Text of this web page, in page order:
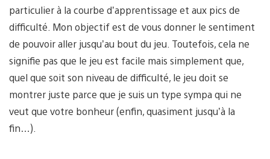
particulier à la courbe d’apprentissage et aux pics de
difficulté. Mon objectif est de vous donner le sentiment
de pouvoir aller jusqu’au bout du jeu. Toutefois, cela ne
signifie pas que le jeu est facile mais simplement que,
quel que soit son niveau de difficulté, le jeu doit se
montrer juste parce que je suis un type sympa qui ne
veut que votre bonheur (enfin, quasiment jusqu’à la
fin…).